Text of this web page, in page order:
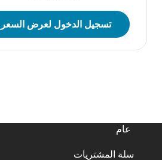
تسجيل الدخول لعرض السعر
عام
سلة المشتريات